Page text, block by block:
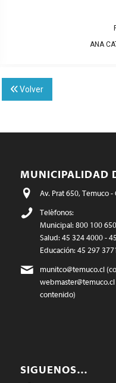
ANA
Volver
MUNICIPALIDAD
Av. Prat 650, Temuco -
Teléfonos:
Municipal: 800 100 650
Salud: 45 324 4000 -
Educación: 45 297
munitco@temuco.cl
webmaster@temuco.cl
contenido)
SIGUENOS…